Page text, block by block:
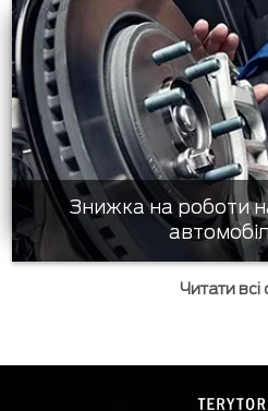
Знижка на роботи
Читати всі